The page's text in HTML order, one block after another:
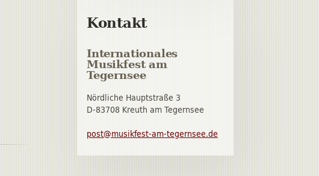
Kontakt
Internationales
Musikfest am
Tegernsee
Nördliche Hauptstraße 3
D-83708 Kreuth am Tegernsee
post@musikfest-am-tegernsee.de